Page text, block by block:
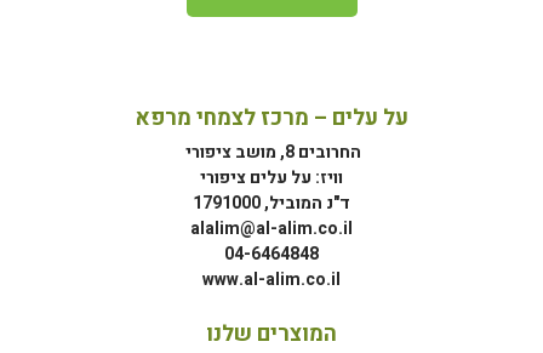
על עלים – מרכז לצמחי מרפא
החרובים 8, מושב ציפורי
וויז: על עלים ציפורי
ד"נ המוביל, 1791000
alalim@al-alim.co.il
04-6464848
www.al-alim.co.il
המוצרים שלנו